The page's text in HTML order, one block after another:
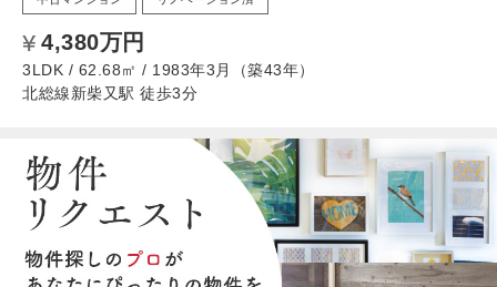
4,380万円
3LDK / 62.68㎡ / 1983年3月（築43年）
北総線新柴又駅 徒歩3分